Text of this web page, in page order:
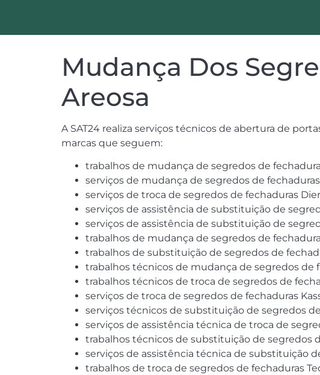
Mudança Dos
Areosa
A SAT24 realiza serviços técnicos de abertura de
marcas que seguem:
trabalhos de mudança de segredos de
serviços de mudança de segredos de fechaduras
serviços de troca de segredos de fechaduras
serviços de assistência de substituição de
serviços de assistência de substituição de
trabalhos de mudança de segredos de
trabalhos de substituição de segredos de
trabalhos técnicos de mudança de segredos de
trabalhos técnicos de troca de segredos de
serviços de troca de segredos de fechaduras
serviços técnicos de substituição de segredos
serviços de assistência técnica de troca de
trabalhos técnicos de substituição de segredos
serviços de assistência técnica de substituição
trabalhos de troca de segredos de fechaduras